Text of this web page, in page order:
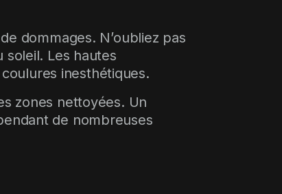
dommages. N’oubliez pas
soleil. Les hautes
inesthétiques.
zones nettoyées. Un
de nombreuses